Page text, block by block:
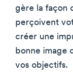
gère la façon
perçoivent
créer une
bonne image
vos objectifs.